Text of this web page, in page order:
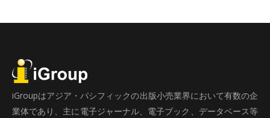
iGroupはアジア・パシフィックの出版小売業界において有数の企
業体であり、主に電子ジャーナル、電子ブック、データベース等